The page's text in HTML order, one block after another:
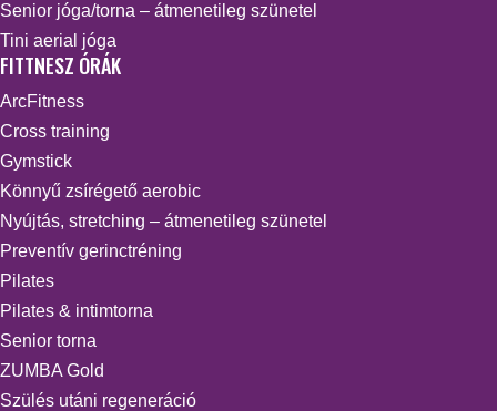
Senior jóga/torna – átmenetileg szünetel
Tini aerial jóga
FITTNESZ ÓRÁK
ArcFitness
Cross training
Gymstick
Könnyű zsírégető aerobic
Nyújtás, stretching – átmenetileg szünetel
Preventív gerinctréning
Pilates
Pilates & intimtorna
Senior torna
ZUMBA Gold
Szülés utáni regeneráció